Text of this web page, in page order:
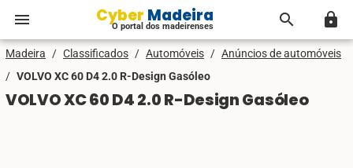
menu Cyber Madeira
O portal dos madeirenses search lock
Madeira / Classificados / Automóveis / Anúncios de automóveis
/ VOLVO XC 60 D4 2.0 R-Design Gasóleo
VOLVO XC 60 D4 2.0 R-Design Gasóleo